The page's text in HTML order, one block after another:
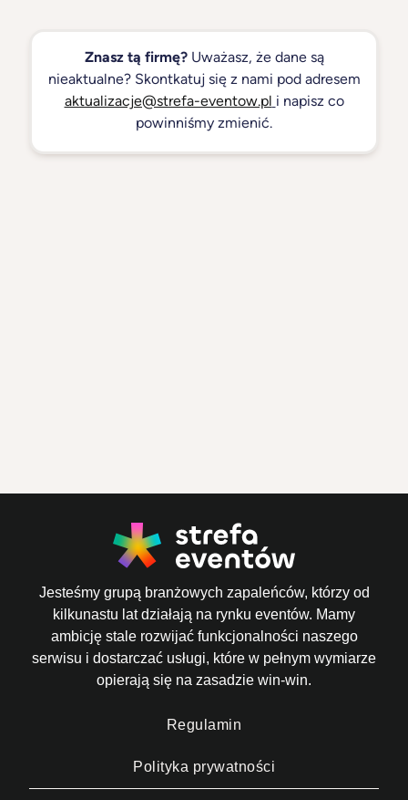
Znasz tą firmę?Uważasz, że dane są
nieaktualne? Skontkatuj się z nami pod adresem
aktualizacje@strefa-eventow.pl i napisz co
powinniśmy zmienić.
Jesteśmy grupą branżowych zapaleńców, którzy od
kilkunastu lat działają na rynku eventów. Mamy
ambicję stale rozwijać funkcjonalności naszego
serwisu i dostarczać usługi, które w pełnym wymiarze
opierają się na zasadzie win-win.
Regulamin
Polityka prywatności